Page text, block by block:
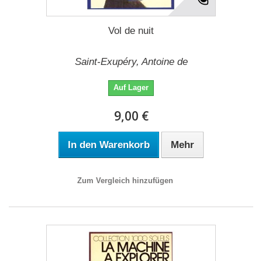
Vol de nuit
Saint-Exupéry, Antoine de
Auf Lager
9,00 €
In den Warenkorb Mehr
Zum Vergleich hinzufügen